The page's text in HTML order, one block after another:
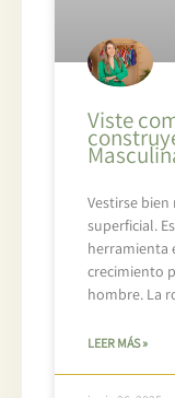
Viste
Vestirse
superficial.
herramienta
crecimiento
hombre. La
LEER MÁS »